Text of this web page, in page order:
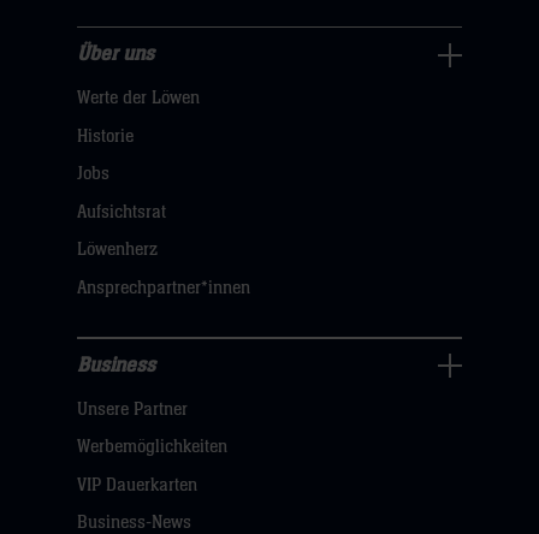
uns
Navigation
öffnen,
hier
Über uns
Werte der Löwen
Historie
Jobs
Aufsichtsrat
Löwenherz
Ansprechpartner*innen
Navigation
öffnen,
dann
klicken
Business
Unsere Partner
Werbemöglichkeiten
VIP Dauerkarten
Business-News